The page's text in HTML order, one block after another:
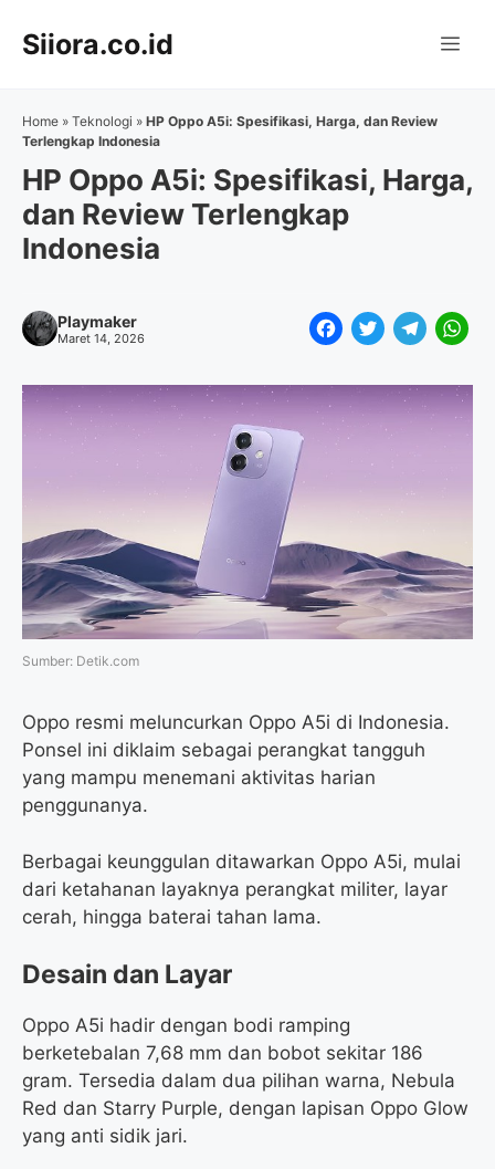
Siiora.co.id
Home » Teknologi » HP Oppo A5i: Spesifikasi, Harga, dan Review
Terlengkap Indonesia
HP Oppo A5i: Spesifikasi, Harga,
dan Review Terlengkap
Indonesia
Playmaker
Maret 14, 2026
F
k
T
T
m
W
p
Sumber: Detik.com
Oppo resmi meluncurkan Oppo A5i di Indonesia.
Ponsel ini diklaim sebagai perangkat tangguh
yang mampu menemani aktivitas harian
penggunanya.
Berbagai keunggulan ditawarkan Oppo A5i, mulai
dari ketahanan layaknya perangkat militer, layar
cerah, hingga baterai tahan lama.
Desain dan Layar
Oppo A5i hadir dengan bodi ramping
berketebalan 7,68 mm dan bobot sekitar 186
gram. Tersedia dalam dua pilihan warna, Nebula
Red dan Starry Purple, dengan lapisan Oppo Glow
yang anti sidik jari.